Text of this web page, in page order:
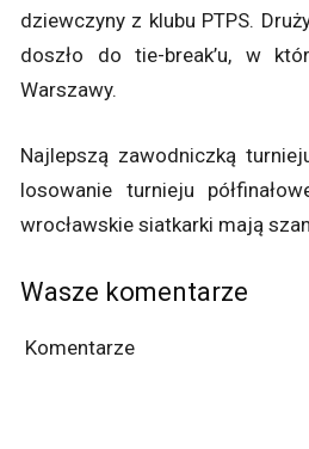
dziewczyny z klubu PTPS.
doszło do tie-break’u, w
Warszawy.
Najlepszą zawodniczką
losowanie turnieju
wrocławskie siatkarki mają
Wasze komentarze
Komentarze